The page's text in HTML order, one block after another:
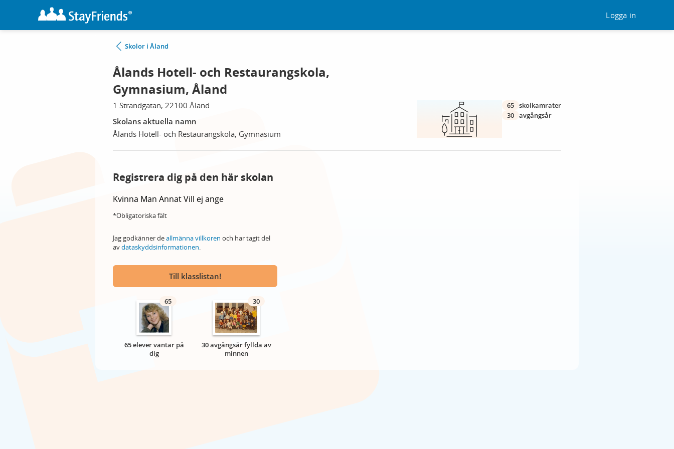
Logga in
Skolor i Åland
Ålands Hotell- och Restaurangskola,
Gymnasium, Åland
1 Strandgatan, 22100 Åland
Skolans aktuella namn
Ålands Hotell- och Restaurangskola, Gymnasium
65 skolkamrater
30 avgångsår
Registrera dig på den här skolan
Kvinna Man AnnatVill ej ange
*Obligatoriska fält
Jag godkänner deallmänna villkoren och har tagit del
avdataskyddsinformationen.
Till klasslistan!
65
65 elever väntar på
dig
30
30 avgångsår fyllda av
minnen